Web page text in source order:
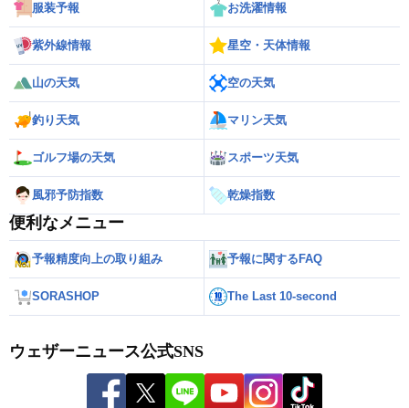
服装予報 お洗濯情報
紫外線情報 星空・天体情報
山の天気 空の天気
釣り天気 マリン天気
ゴルフ場の天気 スポーツ天気
風邪予防指数 乾燥指数
便利なメニュー
予報精度向上の取り組み 予報に関するFAQ
SORASHOP The Last 10-second
ウェザーニュース公式SNS